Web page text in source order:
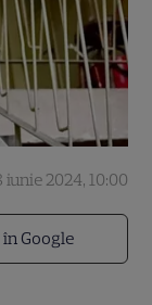
Google
iunie 2024, 10:00